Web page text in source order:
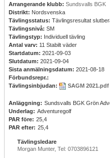
Arrangerande klubb: Sundsvalls BGK
Distrikt: Nordsvenska
Tävlingsstatus: Tävlingsresultat
Tävlingsnivå: SM
Tävlingstyp: Individuell tävling
Antal varv: 11 Stabilt väder
Startdatum: 2021-09-03
Slutdatum: 2021-09-04
Sista anmälningsdatum: 2021-08-18
Förbundsrepr.:
Tävlingsinbjudan:
SAGM 2021.pdf
Anläggning: Sundsvalls BGK Grön
Underlag: Adventuregolf
PAR före: 25,4
PAR efter: 25,4
Tävlingsledare
Morgan Munter, Tel: 0703896121